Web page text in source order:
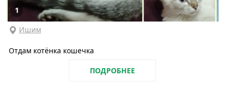
1
Ишим
Отдам котёнка кошечка
ПОДРОБНЕЕ